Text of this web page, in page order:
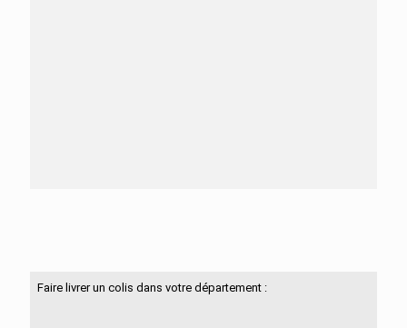
Faire livrer un colis dans votre département :